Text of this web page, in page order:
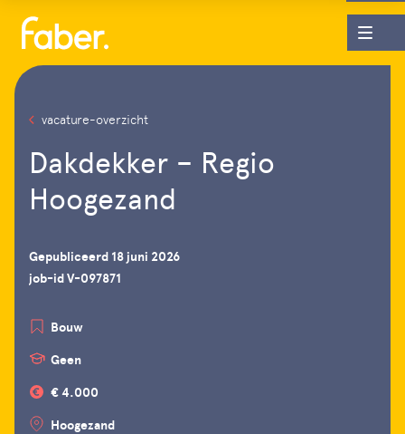
vacature-overzicht
Dakdekker – Regio
Hoogezand
Gepubliceerd 18 juni 2026
job-id V-097871
Bouw
Geen
€ 4.000
Hoogezand